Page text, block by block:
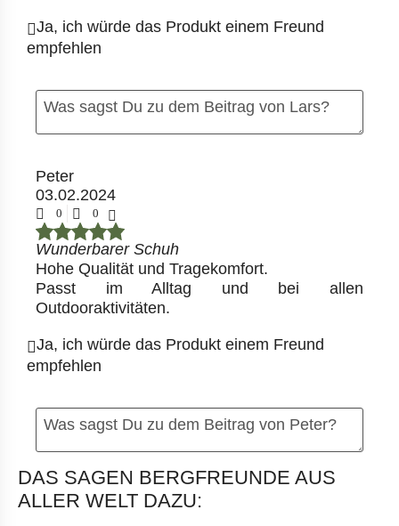
Ja, ich würde das Produkt einem Freund
empfehlen
Peter
03.02.2024
0 0
Wunderbarer Schuh
Hohe Qualität und Tragekomfort.
Passt im Alltag und bei allen
Outdooraktivitäten.
Ja, ich würde das Produkt einem Freund
empfehlen
DAS SAGEN BERGFREUNDE AUS
ALLER WELT DAZU: